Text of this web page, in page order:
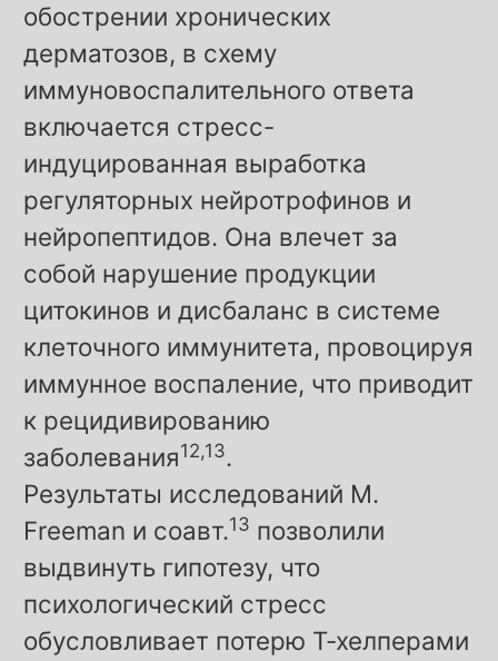
обострении хронических
дерматозов, в схему
иммуновоспалительного ответа
включается стресс-
индуцированная выработка
регуляторных нейротрофинов и
нейропептидов. Она влечет за
собой нарушение продукции
цитокинов и дисбаланс в системе
клеточного иммунитета, провоцируя
иммунное воспаление, что приводит
к рецидивированию
заболевания12,13.
Результаты исследований M.
Freeman и соавт.13 позволили
выдвинуть гипотезу, что
психологический стресс
обусловливает потерю Т-хелперами